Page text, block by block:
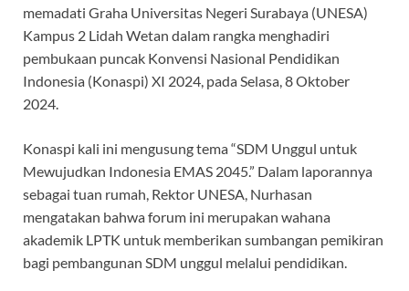
memadati Graha Universitas Negeri Surabaya (UNESA)
Kampus 2 Lidah Wetan dalam rangka menghadiri
pembukaan puncak Konvensi Nasional Pendidikan
Indonesia (Konaspi) XI 2024, pada Selasa, 8 Oktober
2024.
Konaspi kali ini mengusung tema “SDM Unggul untuk
Mewujudkan Indonesia EMAS 2045.” Dalam laporannya
sebagai tuan rumah, Rektor UNESA, Nurhasan
mengatakan bahwa forum ini merupakan wahana
akademik LPTK untuk memberikan sumbangan pemikiran
bagi pembangunan SDM unggul melalui pendidikan.